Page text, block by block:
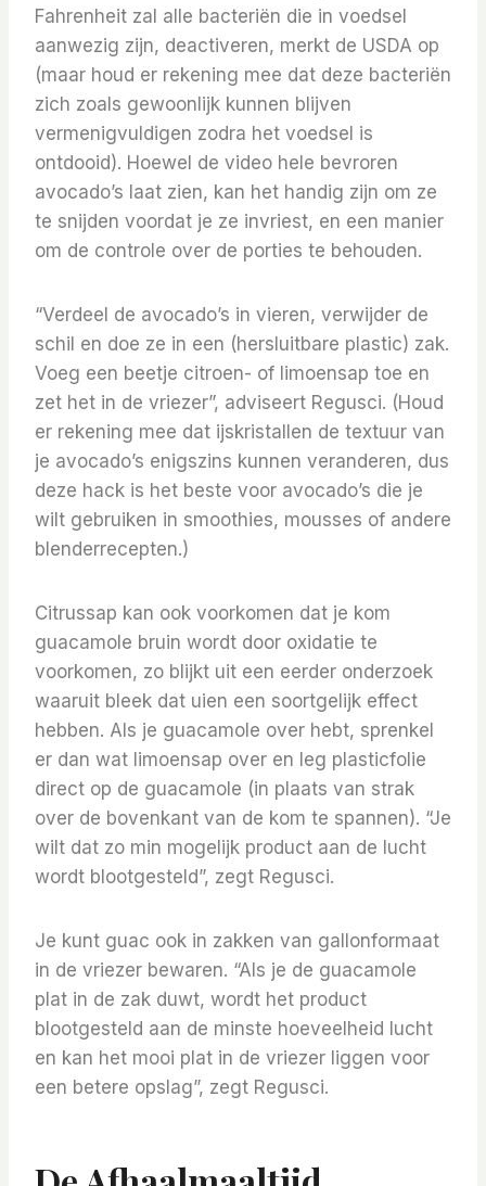
Fahrenheit zal alle bacteriën die in voedsel
aanwezig zijn, deactiveren, merkt de USDA op
(maar houd er rekening mee dat deze bacteriën
zich zoals gewoonlijk kunnen blijven
vermenigvuldigen zodra het voedsel is
ontdooid). Hoewel de video hele bevroren
avocado’s laat zien, kan het handig zijn om ze
te snijden voordat je ze invriest, en een manier
om de controle over de porties te behouden.
“Verdeel de avocado’s in vieren, verwijder de
schil en doe ze in een (hersluitbare plastic) zak.
Voeg een beetje citroen- of limoensap toe en
zet het in de vriezer”, adviseert Regusci. (Houd
er rekening mee dat ijskristallen de textuur van
je avocado’s enigszins kunnen veranderen, dus
deze hack is het beste voor avocado’s die je
wilt gebruiken in smoothies, mousses of andere
blenderrecepten.)
Citrussap kan ook voorkomen dat je kom
guacamole bruin wordt door oxidatie te
voorkomen, zo blijkt uit een eerder onderzoek
waaruit bleek dat uien een soortgelijk effect
hebben. Als je guacamole over hebt, sprenkel
er dan wat limoensap over en leg plasticfolie
direct op de guacamole (in plaats van strak
over de bovenkant van de kom te spannen). “Je
wilt dat zo min mogelijk product aan de lucht
wordt blootgesteld”, zegt Regusci.
Je kunt guac ook in zakken van gallonformaat
in de vriezer bewaren. “Als je de guacamole
plat in de zak duwt, wordt het product
blootgesteld aan de minste hoeveelheid lucht
en kan het mooi plat in de vriezer liggen voor
een betere opslag”, zegt Regusci.